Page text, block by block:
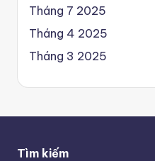
Tháng 7 2025
Tháng 4 2025
Tháng 3 2025
Tìm kiếm